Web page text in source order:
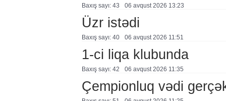
Baxış sayı: 43 06 avqust 2026 13:23
Üzr istədi
Baxış sayı: 40 06 avqust 2026 11:51
1-ci liqa klubunda
Baxış sayı: 42 06 avqust 2026 11:35
Çempionluq vədi